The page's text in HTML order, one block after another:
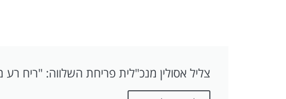
צליל אסולין מנכ"לית פריחת השלווה: "ריח